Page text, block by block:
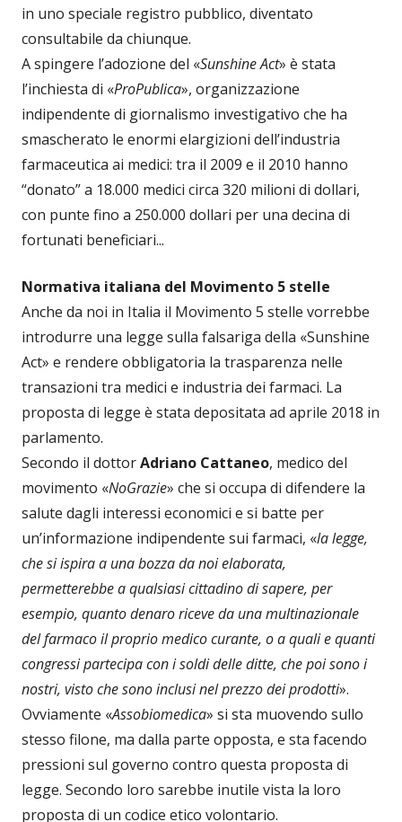
in uno speciale registro pubblico, diventato
consultabile da chiunque.
A spingere l’adozione del «Sunshine Act» è stata
l’inchiesta di «ProPublica», organizzazione
indipendente di giornalismo investigativo che ha
smascherato le enormi elargizioni dell’industria
farmaceutica ai medici: tra il 2009 e il 2010 hanno
“donato” a 18.000 medici circa 320 milioni di dollari,
con punte fino a 250.000 dollari per una decina di
fortunati beneficiari...
Normativa italiana del Movimento 5 stelle
Anche da noi in Italia il Movimento 5 stelle vorrebbe
introdurre una legge sulla falsariga della «Sunshine
Act» e rendere obbligatoria la trasparenza nelle
transazioni tra medici e industria dei farmaci. La
proposta di legge è stata depositata ad aprile 2018 in
parlamento.
Secondo il dottorAdriano Cattaneo, medico del
movimento «NoGrazie» che si occupa di difendere la
salute dagli interessi economici e si batte per
un’informazione indipendente sui farmaci, «la legge,
che si ispira a una bozza da noi elaborata,
permetterebbe a qualsiasi cittadino di sapere, per
esempio, quanto denaro riceve da una multinazionale
del farmaco il proprio medico curante, o a quali e quanti
congressi partecipa con i soldi delle ditte, che poi sono i
nostri, visto che sono inclusi nel prezzo dei prodotti».
Ovviamente «Assobiomedica» si sta muovendo sullo
stesso filone, ma dalla parte opposta, e sta facendo
pressioni sul governo contro questa proposta di
legge. Secondo loro sarebbe inutile vista la loro
proposta di un codice etico volontario.